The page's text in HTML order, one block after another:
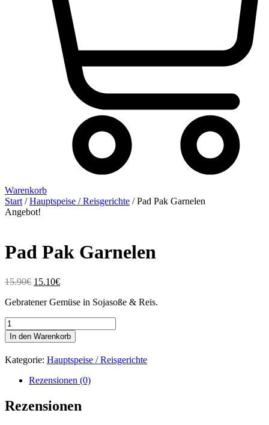
Warenkorb
Start /Hauptspeise / Reisgerichte / Pad Pak Garnelen
Angebot!
Pad Pak Garnelen
15.90€ Ursprünglicher
war:
15.10€Aktueller
ist:
Gebratener Gemüse in Sojasoße & Reis.
Pad
Pak
Garnelen
Menge
In den Warenkorb
Kategorie: Hauptspeise / Reisgerichte
Rezensionen (0)
Rezensionen